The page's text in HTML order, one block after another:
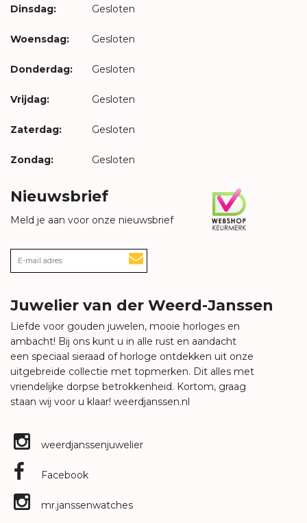
Dinsdag: Gesloten
Woensdag: Gesloten
Donderdag: Gesloten
Vrijdag: Gesloten
Zaterdag: Gesloten
Zondag: Gesloten
Nieuwsbrief
Meld je aan voor onze nieuwsbrief
Juwelier van der Weerd-Janssen
Liefde voor gouden juwelen, mooie horloges en
ambacht! Bij ons kunt u in alle rust en aandacht
een speciaal sieraad of horloge ontdekken uit onze
uitgebreide collectie met topmerken. Dit alles met
vriendelijke dorpse betrokkenheid. Kortom, graag
staan wij voor u klaar! weerdjanssen.nl
weerdjanssenjuwelier
Facebook
mr.janssenwatches